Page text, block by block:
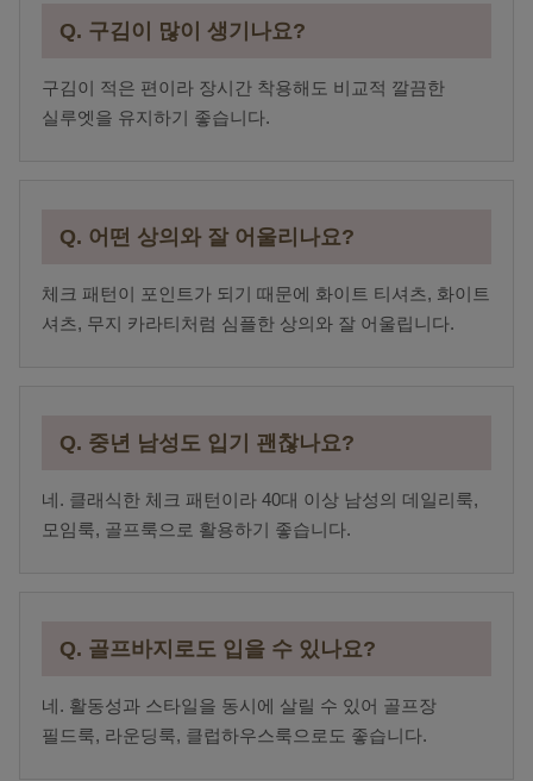
Q. 구김이 많이 생기나요?
구김이 적은 편이라 장시간 착용해도 비교적 깔끔한
실루엣을 유지하기 좋습니다.
Q. 어떤 상의와 잘 어울리나요?
체크 패턴이 포인트가 되기 때문에 화이트 티셔츠, 화이트
셔츠, 무지 카라티처럼 심플한 상의와 잘 어울립니다.
Q. 중년 남성도 입기 괜찮나요?
네. 클래식한 체크 패턴이라 40대 이상 남성의 데일리룩,
모임룩, 골프룩으로 활용하기 좋습니다.
Q. 골프바지로도 입을 수 있나요?
네. 활동성과 스타일을 동시에 살릴 수 있어 골프장
필드룩, 라운딩룩, 클럽하우스룩으로도 좋습니다.